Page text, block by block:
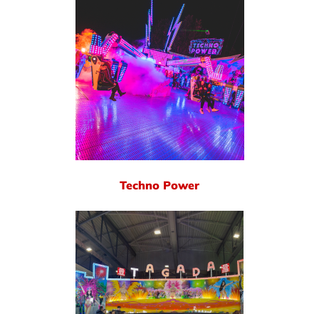
Techno Power